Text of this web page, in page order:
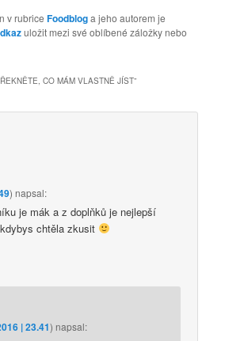
v rubriceFoodbloga jeho autorem je
uložit mezi své oblíbené záložky nebo
CO MÁM VLASTNĚ JÍST”
)napsal:
je mák a z doplňků je nejlepší
chtěla zkusit
| 23.41) napsal: